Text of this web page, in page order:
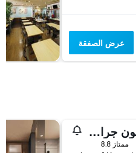
عرض الصفقة
تشيسون جراند تاكاياما
ممتاز 8.8